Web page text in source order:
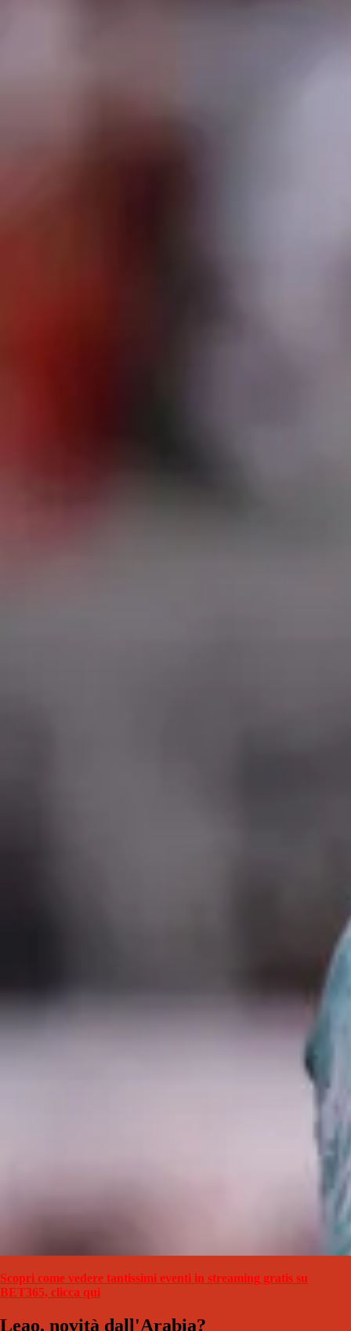
Scopri come vedere tantissimi eventi in streaming gratis su
BET365, clicca qui
Leao, novità dall'Arabia?